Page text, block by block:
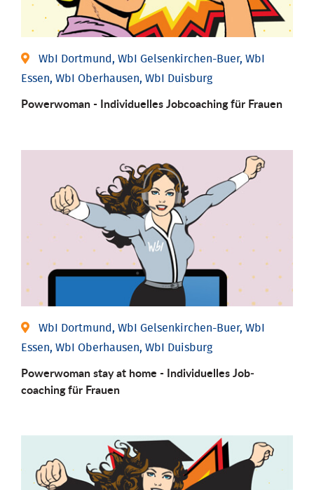
WbI Dortmund, WbI Gelsenkirchen-Buer, WbI
Essen, WbI Oberhausen, WbI Duisburg
Powerwoman - Individu­elles Job­coaching für Frauen
WbI Dortmund, WbI Gelsenkirchen-Buer, WbI
Essen, WbI Oberhausen, WbI Duisburg
Powerwoman stay at home - Individu­elles Job­
coaching für Frauen